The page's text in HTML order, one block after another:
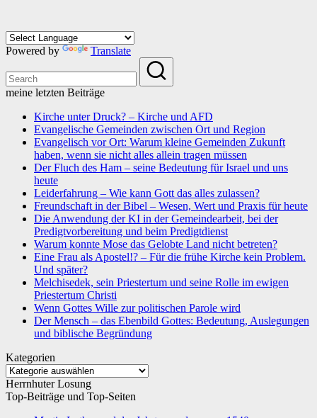
Powered by Translate
meine letzten Beiträge
Kirche unter Druck? – Kirche und AFD
Evangelische Gemeinden zwischen Ort und Region
Evangelisch vor Ort: Warum kleine Gemeinden Zukunft
haben, wenn sie nicht alles allein tragen müssen
Der Fluch des Ham – seine Bedeutung für Israel und uns
heute
Leiderfahrung – Wie kann Gott das alles zulassen?
Freundschaft in der Bibel – Wesen, Wert und Praxis für heute
Die Anwendung der KI in der Gemeindearbeit, bei der
Predigtvorbereitung und beim Predigtdienst
Warum konnte Mose das Gelobte Land nicht betreten?
Eine Frau als Apostel!? – Für die frühe Kirche kein Problem.
Und später?
Melchisedek, sein Priestertum und seine Rolle im ewigen
Priestertum Christi
Wenn Gottes Wille zur politischen Parole wird
Der Mensch – das Ebenbild Gottes: Bedeutung, Auslegungen
und biblische Begründung
Kategorien
Kategorien
Herrnhuter Losung
Top-Beiträge und Top-Seiten